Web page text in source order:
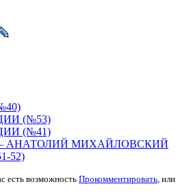
(№53)
(№41)
АНАТОЛИЙ МИХАЙЛОВСКИЙ
52)
есть возможность Прокомментировать , или